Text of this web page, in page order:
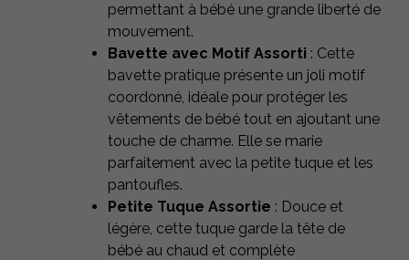
permettant à bébé une grande liberté de
mouvement.
Bavette avec Motif Assorti : Cette
bavette pratique présente un joli motif
coordonné, idéale pour protéger les
vêtements de bébé tout en ajoutant une
touche de charme. Elle se marie
parfaitement avec la petite tuque et les
pantoufles.
Petite Tuque Assortie : Douce et
légère, cette tuque garde la tête de
bébé au chaud et complète